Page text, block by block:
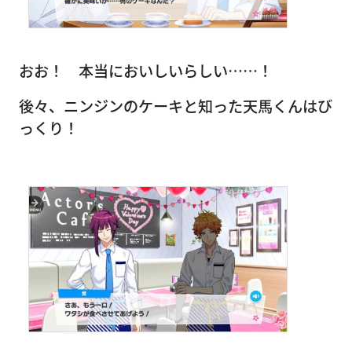
おお！ 本当においしいらしい……！
後々、ニンジンのケーキと知った天馬くんはび
っくり！